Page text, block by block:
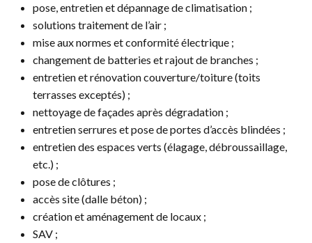
pose, entretien et dépannage de climatisation ;
solutions traitement de l’air ;
mise aux normes et conformité électrique ;
changement de batteries et rajout de branches ;
entretien et rénovation couverture/toiture (toits
terrasses exceptés) ;
nettoyage de façades après dégradation ;
entretien serrures et pose de portes d’accès blindées ;
entretien des espaces verts (élagage, débroussaillage,
etc.) ;
pose de clôtures ;
accès site (dalle béton) ;
création et aménagement de locaux ;
SAV ;